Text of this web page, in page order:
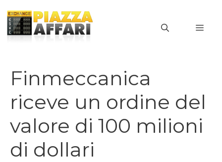
contenuto
Finmeccanica
riceve un ordine del
valore di 100 milioni
di dollari